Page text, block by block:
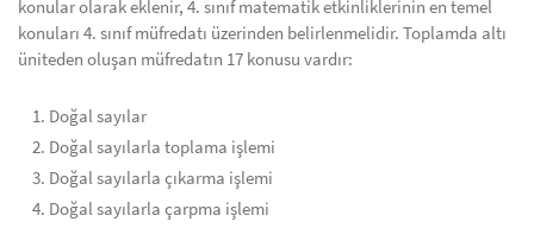
konular olarak eklenir, 4. sınıf matematik etkinliklerinin en temel
konuları 4. sınıf müfredatı üzerinden belirlenmelidir. Toplamda altı
üniteden oluşan müfredatın 17 konusu vardır:
Doğal sayılar
Doğal sayılarla toplama işlemi
Doğal sayılarla çıkarma işlemi
Doğal sayılarla çarpma işlemi